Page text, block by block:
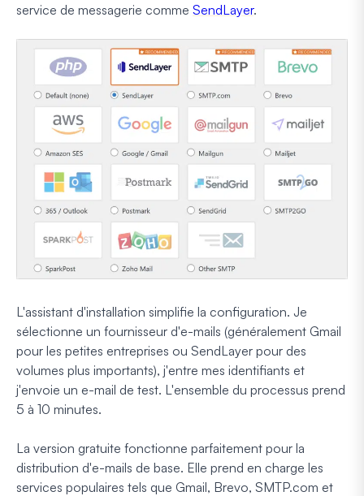
service de messagerie comme SendLayer.
L'assistant d'installation simplifie la configuration. Je
sélectionne un fournisseur d'e-mails (généralement Gmail
pour les petites entreprises ou SendLayer pour des
volumes plus importants), j'entre mes identifiants et
j'envoie un e-mail de test. L'ensemble du processus prend
5 à 10 minutes.
La version gratuite fonctionne parfaitement pour la
distribution d'e-mails de base. Elle prend en charge les
services populaires tels que Gmail, Brevo, SMTP.com et